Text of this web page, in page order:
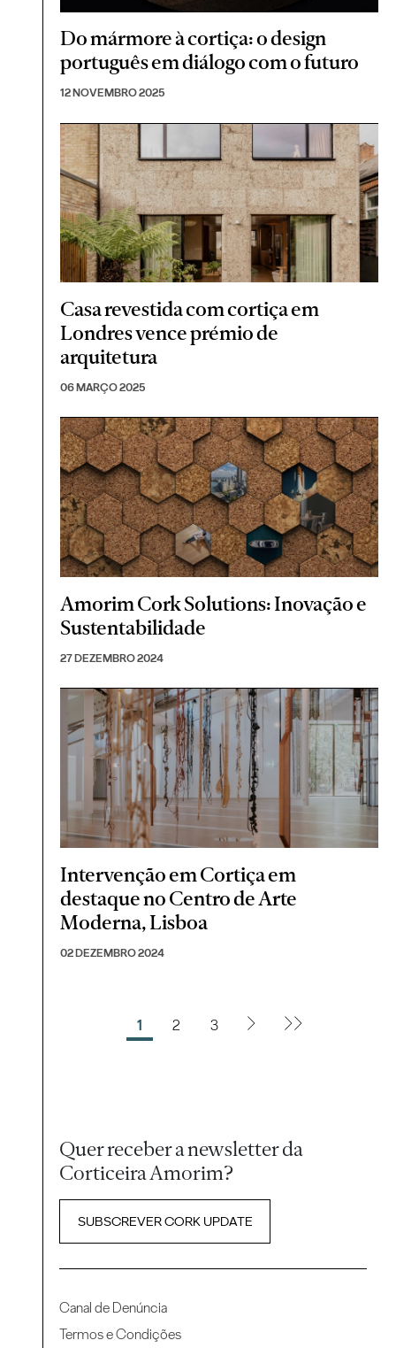
Do mármore à cortiça: o design
português em diálogo com o futuro
12 NOVEMBRO 2025
Casa revestida com cortiça em
Londres vence prémio de
arquitetura
06 MARÇO 2025
Amorim Cork Solutions: Inovação e
Sustentabilidade
27 DEZEMBRO 2024
Intervenção em Cortiça em
destaque no Centro de Arte
Moderna, Lisboa
02 DEZEMBRO 2024
1 2 3
Quer receber a newsletter da
Corticeira Amorim?
SUBSCREVER CORK UPDATE
Canal de Denúncia
Termos e Condições